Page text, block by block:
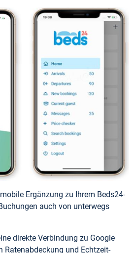
Ergänzung zu Ihrem Beds24-
auch von unterwegs
direkte Verbindung zu Google
Ratenabdeckung und Echtzeit-